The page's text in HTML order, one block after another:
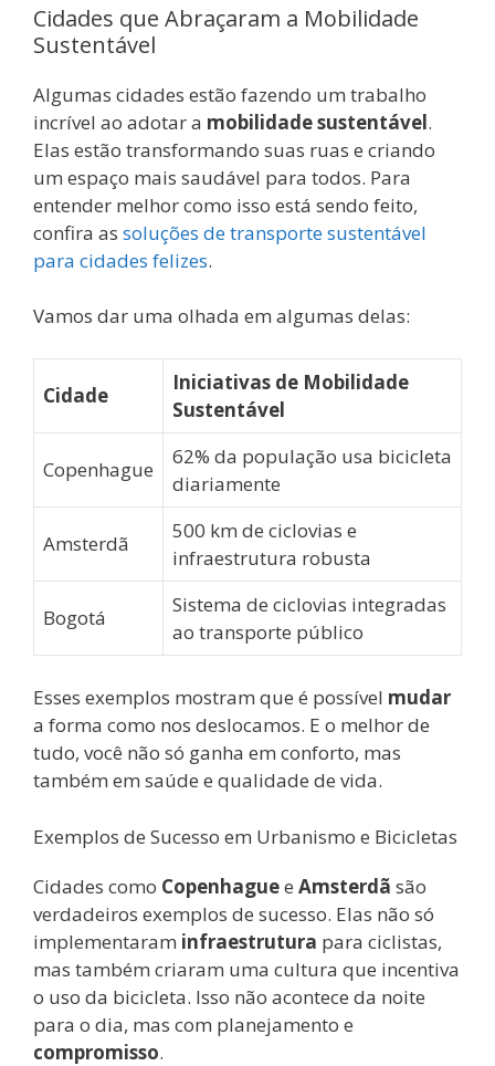
Cidades que Abraçaram a Mobilidade
Sustentável
Algumas cidades estão fazendo um trabalho
incrível ao adotar a mobilidade sustentável.
Elas estão transformando suas ruas e criando
um espaço mais saudável para todos. Para
entender melhor como isso está sendo feito,
confira as soluções de transporte sustentável
para cidades felizes.
Vamos dar uma olhada em algumas delas:
Cidade
Iniciativas de Mobilidade
Sustentável
Copenhague
62% da população usa bicicleta
diariamente
Amsterdã
500 km de ciclovias e
infraestrutura robusta
Bogotá
Sistema de ciclovias integradas
ao transporte público
Esses exemplos mostram que é possível mudar
a forma como nos deslocamos. E o melhor de
tudo, você não só ganha em conforto, mas
também em saúde e qualidade de vida.
Exemplos de Sucesso em Urbanismo e Bicicletas
Cidades como Copenhaguee Amsterdã são
verdadeiros exemplos de sucesso. Elas não só
implementaram infraestrutura para ciclistas,
mas também criaram uma cultura que incentiva
o uso da bicicleta. Isso não acontece da noite
para o dia, mas com planejamento e
compromisso.